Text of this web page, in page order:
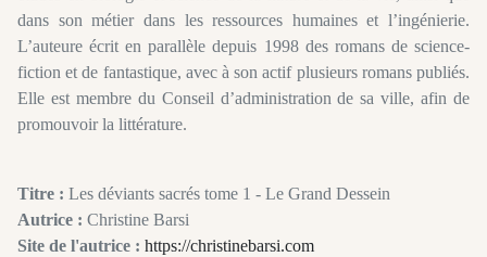
dans son métier dans les ressources humaines et l’ingénierie.
L’auteure écrit en parallèle depuis 1998 des romans de science-
fiction et de fantastique, avec à son actif plusieurs romans publiés.
Elle est membre du Conseil d’administration de sa ville, afin de
promouvoir la littérature.
Titre : Les déviants sacrés tome 1 - Le Grand Dessein
Autrice : Christine Barsi
Site de l'autrice : https://christinebarsi.com